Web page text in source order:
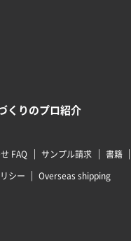
くりのプロ紹介
FAQ サンプル請求 書籍
シー Overseas shipping